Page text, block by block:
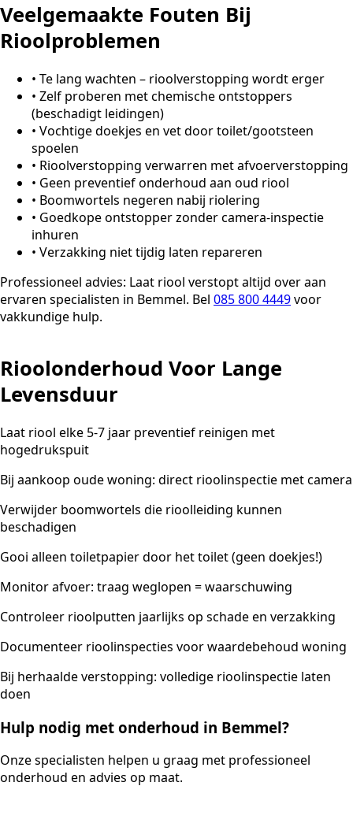
Veelgemaakte Fouten Bij
Rioolproblemen
• Te lang wachten – rioolverstopping wordt erger
• Zelf proberen met chemische ontstoppers
(beschadigt leidingen)
• Vochtige doekjes en vet door toilet/gootsteen
spoelen
• Rioolverstopping verwarren met afvoerverstopping
• Geen preventief onderhoud aan oud riool
• Boomwortels negeren nabij riolering
• Goedkope ontstopper zonder camera-inspectie
inhuren
• Verzakking niet tijdig laten repareren
Professioneel advies: Laat riool verstopt altijd over aan
ervaren specialisten in Bemmel. Bel 085 800 4449voor
vakkundige hulp.
Rioolonderhoud Voor Lange
Levensduur
Laat riool elke 5-7 jaar preventief reinigen met
hogedrukspuit
Bij aankoop oude woning: direct rioolinspectie met camera
Verwijder boomwortels die rioolleiding kunnen
beschadigen
Gooi alleen toiletpapier door het toilet (geen doekjes!)
Monitor afvoer: traag weglopen = waarschuwing
Controleer rioolputten jaarlijks op schade en verzakking
Documenteer rioolinspecties voor waardebehoud woning
Bij herhaalde verstopping: volledige rioolinspectie laten
doen
Hulp nodig met onderhoud in Bemmel?
Onze specialisten helpen u graag met professioneel
onderhoud en advies op maat.